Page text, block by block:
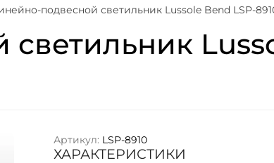
подвесной светильник Lussole Bend LSP-
Артикул: LSP-8910
ХАРАКТЕРИСТИКИ